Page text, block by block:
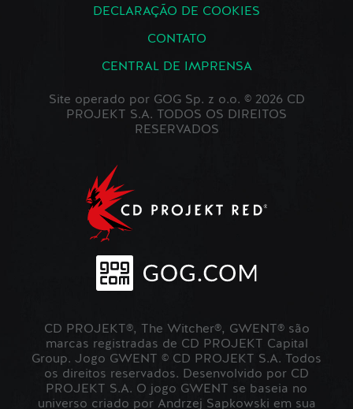
DECLARAÇÃO DE COOKIES
CONTATO
CENTRAL DE IMPRENSA
Site operado por GOG Sp. z o.o. © 2026 CD
PROJEKT S.A. TODOS OS DIREITOS
RESERVADOS
CD PROJEKT®, The Witcher®, GWENT® são
marcas registradas de CD PROJEKT Capital
Group. Jogo GWENT © CD PROJEKT S.A. Todos
os direitos reservados. Desenvolvido por CD
PROJEKT S.A. O jogo GWENT se baseia no
universo criado por Andrzej Sapkowski em sua